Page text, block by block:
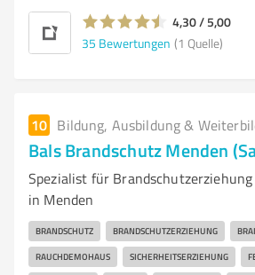
4,30 / 5,00
35 Bewertungen (1 Quelle)
10 Bildung, Ausbildung &
Bals Brandschutz Menden
Spezialist für
in Menden
BRANDSCHUTZ BRANDSCHUTZERZIEHUNG
RAUCHDEMOHAUS SICHERHEITSERZIEHUNG